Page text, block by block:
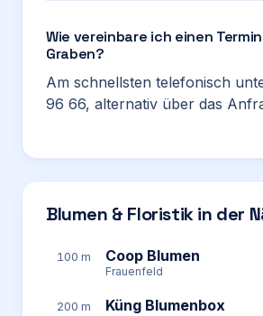
Wie vereinbare ich einen
Graben?
Am schnellsten telefonisch
96 66, alternativ über das
Blumen & Floristik in der
100 m Coop Blumen
Frauenfeld
200 m Küng Blumenbox